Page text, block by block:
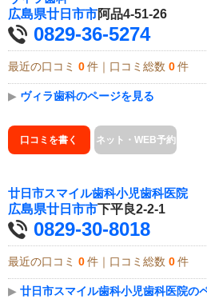
広島県廿日市市阿品4-51-26
0829-36-5274
最近の口コミ 0 件｜口コミ総数 0 件
▶ ヴィラ歯科のページを見る
口コミを書く ネット・WEB予約
廿日市スマイル歯科小児歯科医院
広島県廿日市市下平良2-2-1
0829-30-8018
最近の口コミ 0 件｜口コミ総数 0 件
▶ 廿日市スマイル歯科小児歯科医院の